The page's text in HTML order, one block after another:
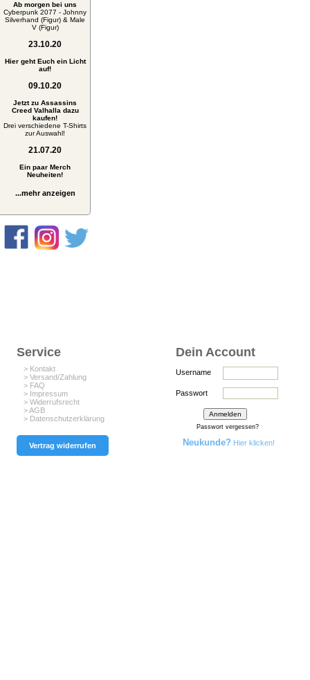
Ab morgen bei uns
Cyberpunk 2077 - Johnny
Silverhand (Figur) & Male
V (Figur)
23.10.20
Hier geht Euch ein Licht
auf!
09.10.20
Jetzt zu Assassins
Creed Valhalla dazu
kaufen!
Drei verschiedene T-Shirts
zur Auswahl!
21.07.20
Ein paar Merch
Neuheiten!
...mehr anzeigen
Service
> Kontakt
> Versand/Zahlung
> FAQ
> Impressum
> Widerrufsrecht
> AGB
> Datenschutzerklärung
Vertrag widerrufen
Dein Account
Username
Passwort
Passwort vergessen?
Neukunde? Hier klicken!